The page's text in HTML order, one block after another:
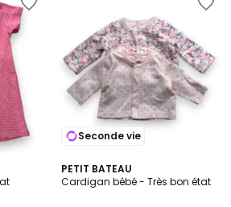
Seconde vie
PETIT BATEAU
Cardigan bébé - Très bon état